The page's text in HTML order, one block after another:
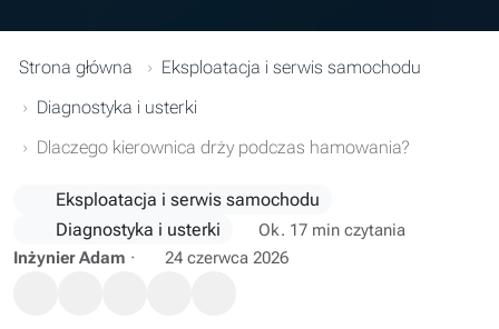
Strona główna
Eksploatacja i serwis samochodu
Diagnostyka i usterki
Dlaczego kierownica drży podczas hamowania?
Eksploatacja i serwis samochodu
Diagnostyka i usterki
Ok. 17 min czytania
Inżynier Adam · 24 czerwca 2026